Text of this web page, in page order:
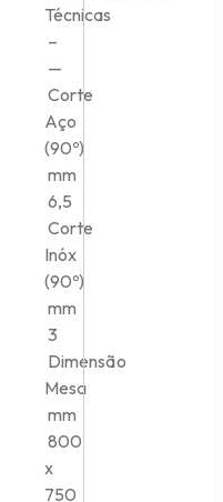
Técnicas
–
—
Corte
Aço
(90º)
mm
6,5
Corte
Inóx
(90º)
mm
3
Dimensão
Mesa
mm
800
x
750